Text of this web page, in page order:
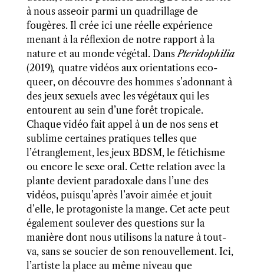
à nous asseoir parmi un quadrillage de
fougères. Il crée ici une réelle expérience
menant à la réflexion de notre rapport à la
nature et au monde végétal. Dans Pteridophilia
(2019), quatre vidéos aux orientations eco-
queer, on découvre des hommes s’adonnant à
des jeux sexuels avec les végétaux qui les
entourent au sein d’une forêt tropicale.
Chaque vidéo fait appel à un de nos sens et
sublime certaines pratiques telles que
l’étranglement, les jeux BDSM, le fétichisme
ou encore le sexe oral. Cette relation avec la
plante devient paradoxale dans l’une des
vidéos, puisqu’après l’avoir aimée et jouit
d’elle, le protagoniste la mange. Cet acte peut
également soulever des questions sur la
manière dont nous utilisons la nature à tout-
va, sans se soucier de son renouvellement. Ici,
l’artiste la place au même niveau que